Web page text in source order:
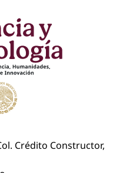
Crédito Constructor,